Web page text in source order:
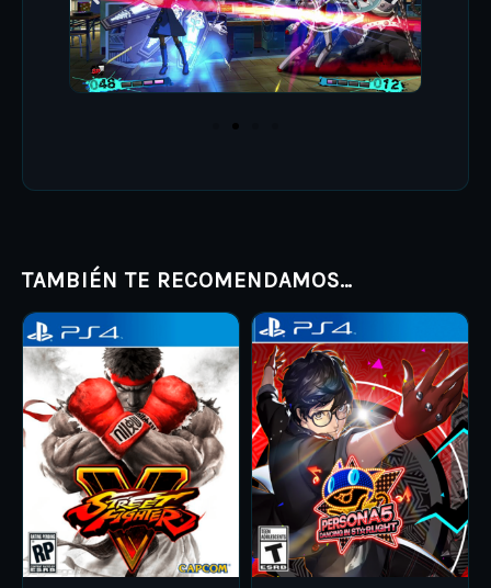
TAMBIÉN TE RECOMENDAMOS…
Price
ARS 7.000,00
through
ARS 12.000,00
This
product
multiple
variants.
The
options
may
be
range:
ARS
through
ARS
This
product
has
multiple
variants.
The
options
may
be